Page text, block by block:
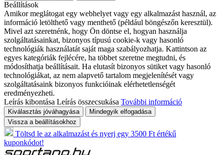
Beállítások
Amikor meglátogat egy webhelyet vagy egy alkalmazást használ, az
információ letölthető vagy menthető (például böngészőn keresztül).
Mivel azt szeretnénk, hogy Ön döntse el, hogyan használja
szolgáltatásainkat, bizonyos típusú cookie-k vagy hasonló
technológiák használatát saját maga szabályozhatja. Kattintson az
egyes kategóriák fejlécére, ha többet szeretne megtudni, és
módosíthatja beállításait. Ha elutasít bizonyos sütiket vagy hasonló
technológiákat, az nem alapvető tartalom megjelenítését vagy
szolgáltatásaink bizonyos funkcióinak elérhetetlenségét
eredményezheti.
Leírás kibontása Leírás összecsukása További információ
Kiválasztás jóváhagyása
Mindegyik elfogadása
Vissza a beállításokhoz
Töltsd le az alkalmazást és nyerj egy 3500 Ft értékű
kuponkódot!